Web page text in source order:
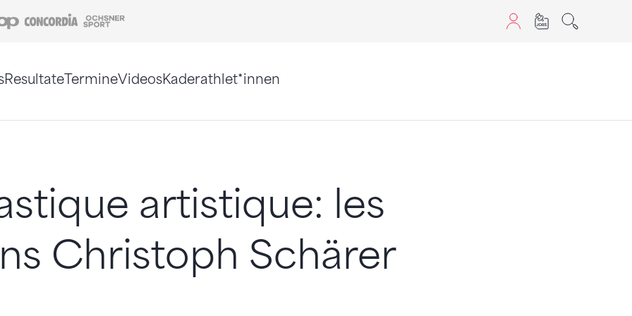
Coop Concordia
ResultateTermineVideosKaderathlet*innen
artistique: les
Christoph Schärer